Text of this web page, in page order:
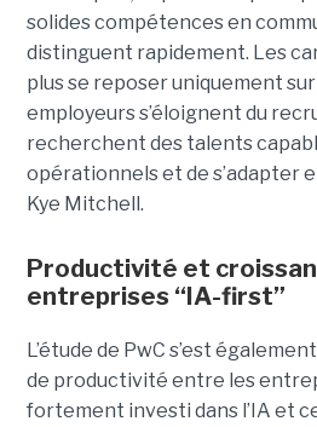
solides compétences en
distinguent rapidement. Les
plus se reposer uniquement
employeurs s’éloignent du
recherchent des talents
opérationnels et de s’adapter
Kye Mitchell.
Productivité et
entreprises “IA-first”
L’étude de PwC s’est
de productivité entre les
fortement investi dans l’IA et